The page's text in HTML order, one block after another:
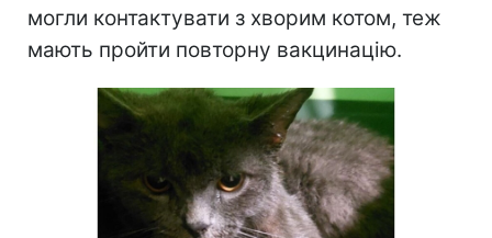
могли контактувати з хворим котом, теж
мають пройти повторну вакцинацію.